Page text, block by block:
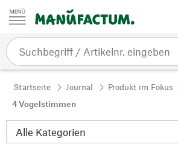
Zum Inhalt springen
Startseite Journal
Produkt im Fokus
4 Vogelstimmen